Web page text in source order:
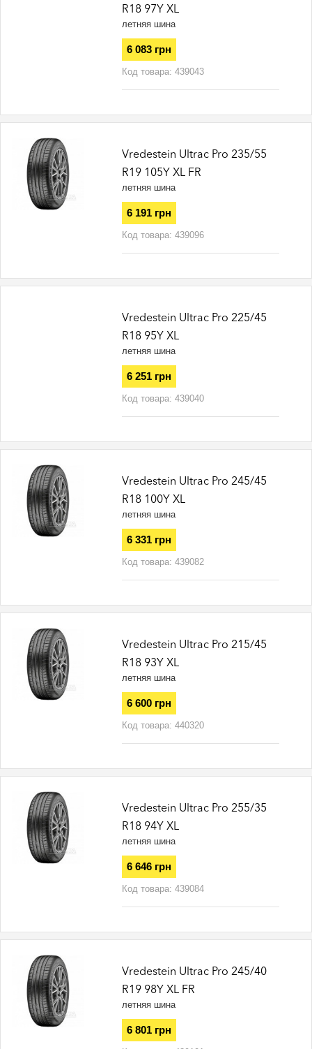
R18 97Y XL
летняя шина
6 083 грн
Код товара:439043
Vredestein Ultrac Pro 235/55
R19 105Y XL FR
летняя шина
6 191 грн
Код товара:439096
Vredestein Ultrac Pro 225/45
R18 95Y XL
летняя шина
6 251 грн
Код товара:439040
Vredestein Ultrac Pro 245/45
R18 100Y XL
летняя шина
6 331 грн
Код товара:439082
Vredestein Ultrac Pro 215/45
R18 93Y XL
летняя шина
6 600 грн
Код товара:440320
Vredestein Ultrac Pro 255/35
R18 94Y XL
летняя шина
6 646 грн
Код товара:439084
Vredestein Ultrac Pro 245/40
R19 98Y XL FR
летняя шина
6 801 грн